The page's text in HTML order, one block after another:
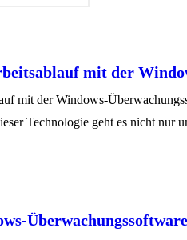
mit der
mit der Windows-
Technologie geht es nicht nur